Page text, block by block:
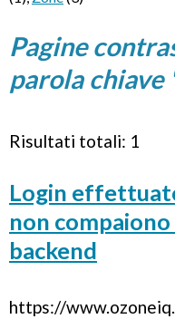
Pagine
parola
Risultati totali: 1
Login
non
backend
https://